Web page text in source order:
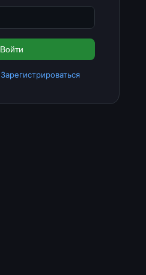
Войти
Зарегистрироваться